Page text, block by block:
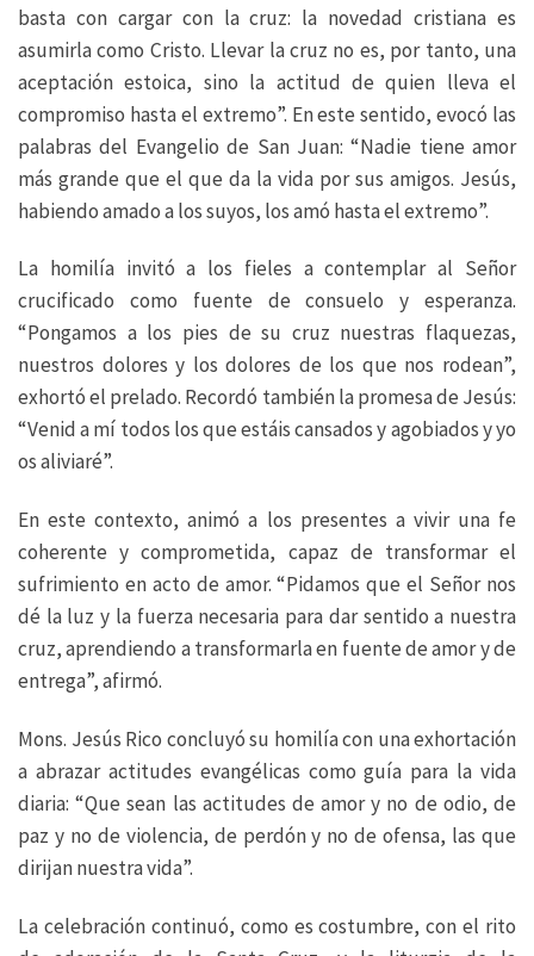
basta con cargar con la cruz: la novedad cristiana es
asumirla como Cristo. Llevar la cruz no es, por tanto, una
aceptación estoica, sino la actitud de quien lleva el
compromiso hasta el extremo”. En este sentido, evocó las
palabras del Evangelio de San Juan: “Nadie tiene amor
más grande que el que da la vida por sus amigos. Jesús,
habiendo amado a los suyos, los amó hasta el extremo”.
La homilía invitó a los fieles a contemplar al Señor
crucificado como fuente de consuelo y esperanza.
“Pongamos a los pies de su cruz nuestras flaquezas,
nuestros dolores y los dolores de los que nos rodean”,
exhortó el prelado. Recordó también la promesa de Jesús:
“Venid a mí todos los que estáis cansados y agobiados y yo
os aliviaré”.
En este contexto, animó a los presentes a vivir una fe
coherente y comprometida, capaz de transformar el
sufrimiento en acto de amor. “Pidamos que el Señor nos
dé la luz y la fuerza necesaria para dar sentido a nuestra
cruz, aprendiendo a transformarla en fuente de amor y de
entrega”, afirmó.
Mons. Jesús Rico concluyó su homilía con una exhortación
a abrazar actitudes evangélicas como guía para la vida
diaria: “Que sean las actitudes de amor y no de odio, de
paz y no de violencia, de perdón y no de ofensa, las que
dirijan nuestra vida”.
La celebración continuó, como es costumbre, con el rito